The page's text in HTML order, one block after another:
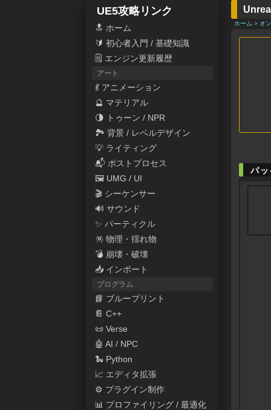
ホーム > オ
パ
UE5攻略リンク
🔝 ホーム
🔰 初心者入門 / 基礎知識
🗒 エンジン更新履歴
アート
💃 アニメーション
🔮 マテリアル
🌗 トゥーン / NPR
🏞 背景 / レベルデザイン
💡 ライティング
📬 ポストプロセス
🖼 UMG / UI
🎬 シーケンサー
🔊 サウンド
✨ パーティクル
🪅 物理・揺れ物
💣 崩壊・破壊
📥 インポート
プログラム
📘 ブループリント
📔 C++
📜 Verse
🤖 AI / NPC
🐍 Python
📈 エディタ拡張
⚙ プラグイン制作
📊 プロファイリング / 最適化